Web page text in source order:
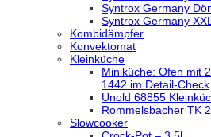
Syntrox Germany
Syntrox Germany
Kombidämpfer
Konvektomat
Kleinküche
Miniküche: Ofen mit
1442 im Detail-Check
Unold 68855
Rommelsbacher TK
Slowcooker